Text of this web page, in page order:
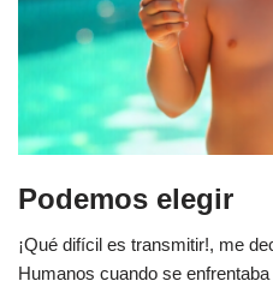
Podemos elegir
¡Qué difícil es transmitir!, me
Humanos cuando se